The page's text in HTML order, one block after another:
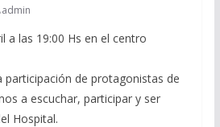
admin
a las 19:00 Hs en el centro
participación de protagonistas de
a escuchar, participar y ser
Hospital.